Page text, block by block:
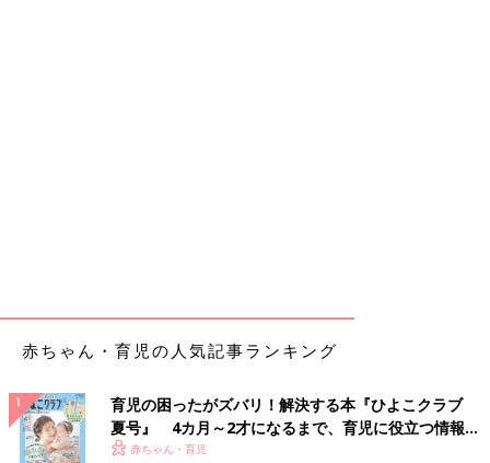
赤ちゃん・育児の人気記事ランキング
育児の困ったがズバリ！解決する本『ひよこクラブ
夏号』 4カ月～2才になるまで、育児に役立つ情報が
いっぱい！
赤ちゃん・育児